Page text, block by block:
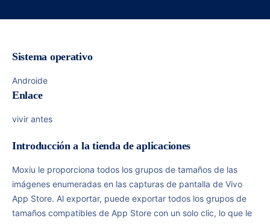
Sistema operativo
Androide
Enlace
vivir antes
Introducción a la tienda de aplicaciones
Moxiu le proporciona todos los grupos de tamaños de las
imágenes enumeradas en las capturas de pantalla de Vivo
App Store. Al exportar, puede exportar todos los grupos de
tamaños compatibles de App Store con un solo clic, lo que le